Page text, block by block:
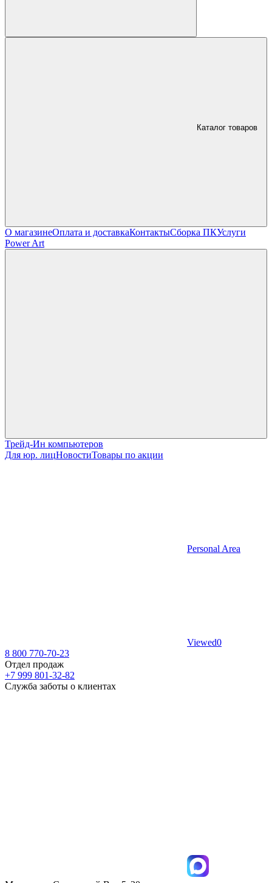
Каталог товаров
О магазинеОплата и доставкаКонтактыСборка ПКУслуги
Power Art
Трейд-Ин компьютеров
Для юр. лицНовостиТовары по акции
Personal Area
Viewed0
8 800 770-70-23
Отдел продаж
+7 999 801-32-82
Служба заботы о клиентах